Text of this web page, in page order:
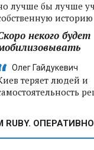
лучше бы лучше
историю
некого будет
Олег Гайдукевич
теряет людей и
RUBY. ОПЕРАТИВНО